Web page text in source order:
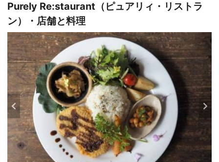
Purely Re:staurant（ピュアリィ・リストラ
ン）・店舗と料理